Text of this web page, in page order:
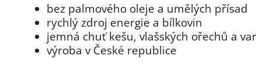
bez palmového oleje a umělých přísad
rychlý zdroj energie a bílkovin
jemná chuť kešu, vlašských ořechů a
výroba v České republice